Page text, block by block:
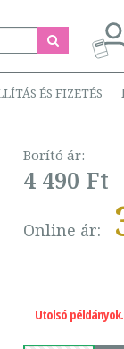
ÉS FIZETÉS
Borító ár:
4 490 Ft
Online ár:
Utolsó